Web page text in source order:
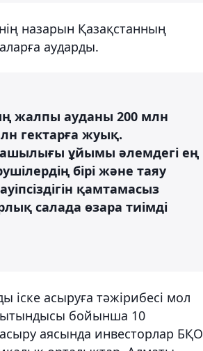
назарын Қазақстанның
аударды.
жалпы ауданы 200 млн
гектарға жуық.
ұйымы әлемдегі ең
бірі және таяу
қамтамасыз
салада өзара тиімді
іске асыруға тәжірибесі мол
бойынша 10
аясында инвесторлар БҚО